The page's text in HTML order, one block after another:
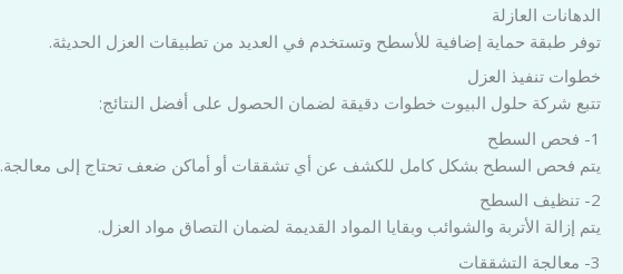
الدهانات العازلة
توفر طبقة حماية إضافية للأسطح وتستخدم في العديد من تطبيقات العزل الحديثة.
خطوات تنفيذ العزل
تتبع شركة حلول البيوت خطوات دقيقة لضمان الحصول على أفضل النتائج:
1- فحص السطح
يتم فحص السطح بشكل كامل للكشف عن أي تشققات أو أماكن ضعف تحتاج إلى معالجة.
2- تنظيف السطح
يتم إزالة الأتربة والشوائب وبقايا المواد القديمة لضمان التصاق مواد العزل.
3- معالجة التشققات